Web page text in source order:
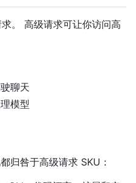
。 高级请求可让你访问高
聊天
模型
归咎于高级请求 SKU：